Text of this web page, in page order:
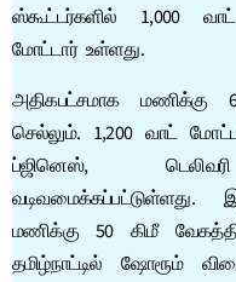
ஸ்கூட்டர்களில் 1,000
மோட்டார் உள்ளது.
அதிகபட்சமாக மணிக்கு
செல்லும். 1,200 வாட்
ப்ஜினெஸ்,
வடிவமைக்கப்பட்டுள்ளது.
மணிக்கு 50 கிமீ
தமிழ்நாட்டில் ஷோரூம்